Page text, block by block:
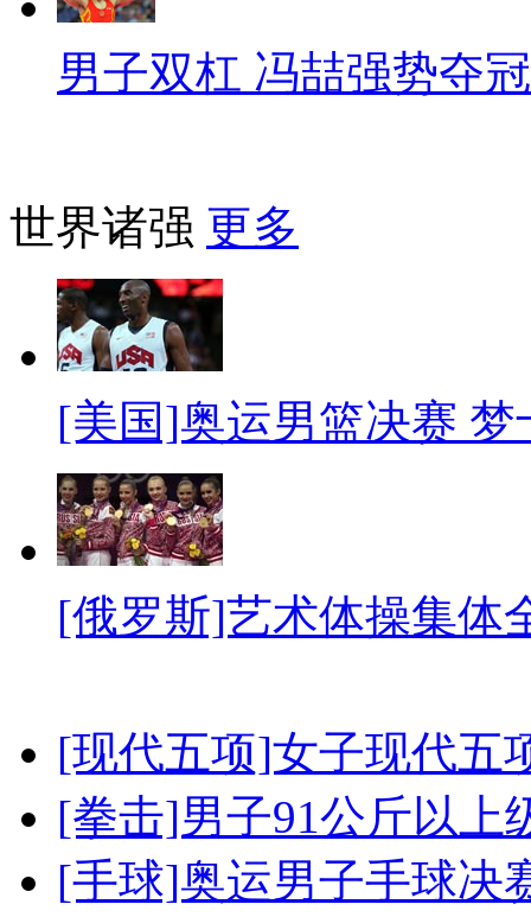
男子双杠 冯喆强势夺冠
世界诸强 更多
[美国]奥运男篮决赛
[俄罗斯]艺术体操集体
[现代五项]女子现代五
[拳击]男子91公斤以上
[手球]奥运男子手球决